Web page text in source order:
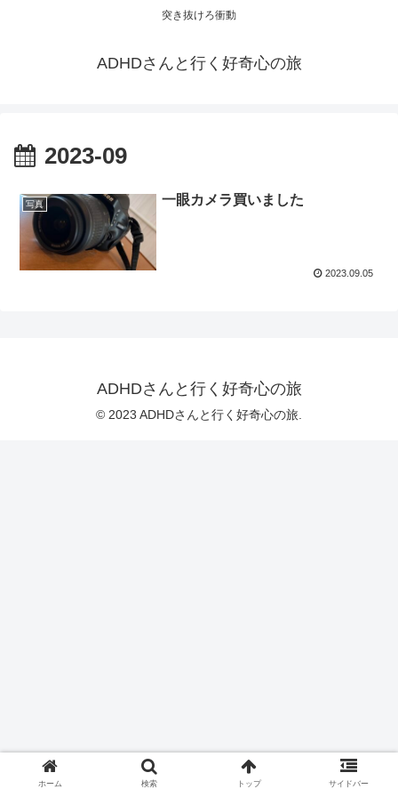
突き抜けろ衝動
ADHDさんと行く好奇心の旅
2023-09
写真 一眼カメラ買いました
2023.09.05
ADHDさんと行く好奇心の旅
© 2023 ADHDさんと行く好奇心の旅.
ホーム 検索 トップ サイドバー